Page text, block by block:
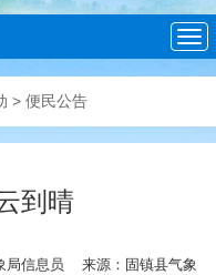
导
航
> 便民公告
到晴
局信息员 来源：固镇县气象